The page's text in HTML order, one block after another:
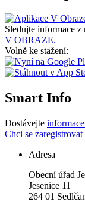
Sledujte informace z
V OBRAZE.
Volně ke stažení:
Smart Info
Dostávejte
Chci se zaregistrovat
Adresa
Obecní úřad
Jesenice 11
264 01